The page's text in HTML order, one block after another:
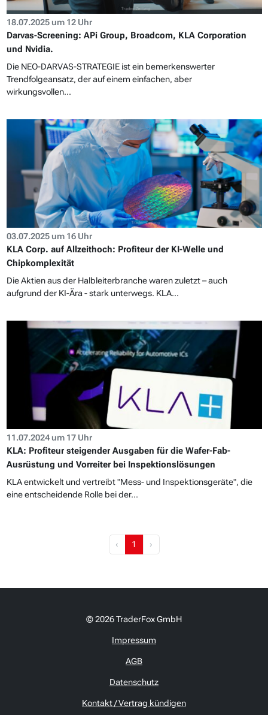
18.07.2025 um 12 Uhr
Darvas-Screening: APi Group, Broadcom, KLA Corporation
und Nvidia.
Die NEO-DARVAS-STRATEGIE ist ein bemerkenswerter
Trendfolgeansatz, der auf einem einfachen, aber
wirkungsvollen...
03.07.2025 um 16 Uhr
KLA Corp. auf Allzeithoch: Profiteur der KI-Welle und
Chipkomplexität
Die Aktien aus der Halbleiterbranche waren zuletzt – auch
aufgrund der KI-Ära - stark unterwegs. KLA...
11.07.2024 um 17 Uhr
KLA: Profiteur steigender Ausgaben für die Wafer-Fab-
Ausrüstung und Vorreiter bei Inspektionslösungen
KLA entwickelt und vertreibt "Mess- und Inspektionsgeräte", die
eine entscheidende Rolle bei der...
‹ 1 ›
© 2026 TraderFox GmbH
Impressum
AGB
Datenschutz
Kontakt / Vertrag kündigen